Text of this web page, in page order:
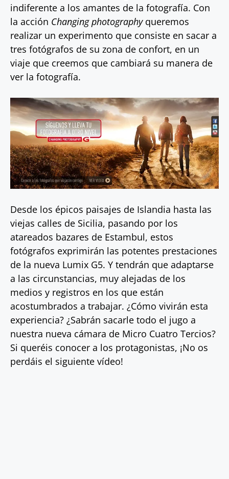
indiferente a los amantes de la fotografía. Con
la acción Changing photographyqueremos
realizar un experimento que consiste en sacar a
tres fotógrafos de su zona de confort, en un
viaje que creemos que cambiará su manera de
ver la fotografía.
Desde los épicos paisajes de Islandia hasta las
viejas calles de Sicilia, pasando por los
atareados bazares de Estambul, estos
fotógrafos exprimirán las potentes prestaciones
de la nueva Lumix G5. Y tendrán que adaptarse
a las circunstancias, muy alejadas de los
medios y registros en los que están
acostumbrados a trabajar. ¿Cómo vivirán esta
experiencia? ¿Sabrán sacarle todo el jugo a
nuestra nueva cámara de Micro Cuatro Tercios?
Si queréis conocer a los protagonistas, ¡No os
perdáis el siguiente vídeo!